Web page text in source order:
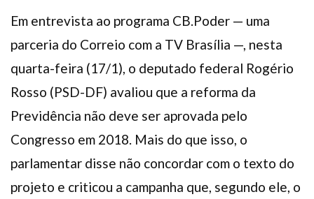
Em entrevista ao programa CB.Poder — uma
parceria do Correio com a TV Brasília —, nesta
quarta-feira (17/1), o deputado federal Rogério
Rosso (PSD-DF) avaliou que a reforma da
Previdência não deve ser aprovada pelo
Congresso em 2018. Mais do que isso, o
parlamentar disse não concordar com o texto do
projeto e criticou a campanha que, segundo ele, o